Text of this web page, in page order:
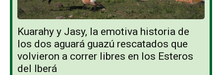
Kuarahy y Jasy, la emotiva historia de
los dos aguará guazú rescatados que
volvieron a correr libres en los Esteros
del Iberá